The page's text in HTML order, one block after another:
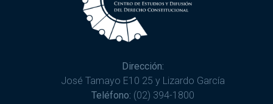
Dirección:
José Tamayo E10 25 y Lizardo García
Teléfono: (02) 394-1800